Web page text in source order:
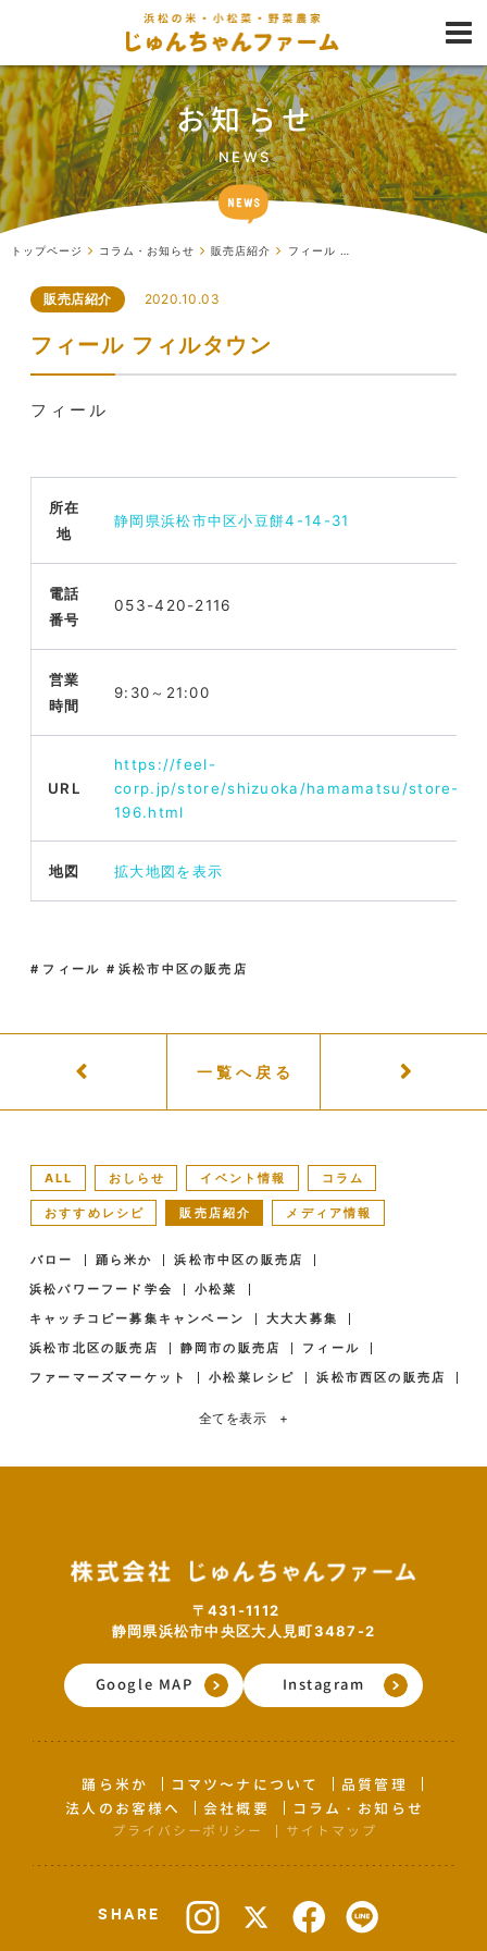
お知らせ
NEWS
トップページ コラム・お知らせ 販売店紹介
販売店紹介 2020.10.03
フィール フィルタウン
フィール
所在
地
静岡県浜松市中区小豆餅4-14-31
電話
番号
053-420-2116
営業
時間
9:30～21:00
URL
https://feel-
corp.jp/store/shizuoka/hamamatsu/store-
196.html
地図 拡大地図を表示
フィール 浜松市中区の販売店
一覧へ戻る
ALL おしらせ イベント情報 コラム
おすすめレシピ 販売店紹介 メディア情報
バロー 踊ら米か
浜松市中区の販売店
浜松パワーフード学会
小松菜
キャッチコピー募集キャンペーン
大大大募集
浜松市北区の販売店
静岡市の販売店
フィール
ファーマーズマーケット
小松菜レシピ 浜松市西区の販売店
全てを表示 +
〒431-1112
静岡県浜松市中央区大人見町3487-2
Google MAP Instagram
踊ら米か コマツ〜ナについて
品質管理
法人のお客様へ
会社概要 コラム・お知らせ
プライバシーポリシー サイトマップ
SHARE